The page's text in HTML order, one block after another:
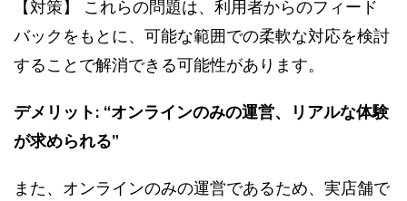
【対策】 これらの問題は、利用者からのフィード
バックをもとに、可能な範囲での柔軟な対応を検討
することで解消できる可能性があります。
デメリット: “オンラインのみの運営、リアルな体験
が求められる”
また、オンラインのみの運営であるため、実店舗で